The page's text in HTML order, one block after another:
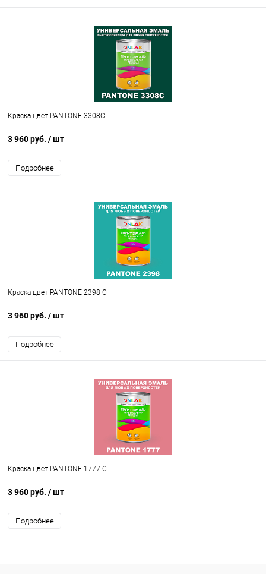
Краска цвет PANTONE 3308C
3 960 руб. / шт
Подробнее
Краска цвет PANTONE 2398 C
3 960 руб. / шт
Подробнее
Краска цвет PANTONE 1777 C
3 960 руб. / шт
Подробнее